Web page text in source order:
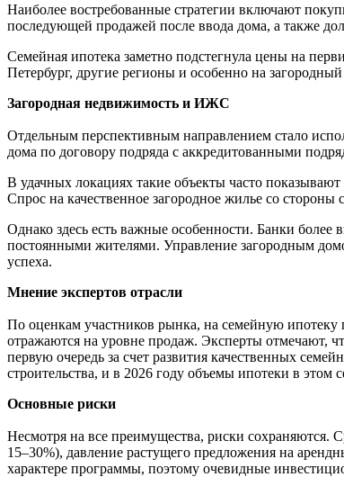
Наиболее востребованные стратегии включают
последующей продажей после ввода дома, а также
Семейная ипотека заметно подстегнула цены на
Петербург, другие регионы и особенно на загородный
Загородная недвижимость и ИЖС
Отдельным перспективным направлением стало
дома по договору подряда с аккредитованными
В удачных локациях такие объекты часто
Спрос на качественное загородное жилье со стороны
Однако здесь есть важные особенности. Банки
постоянными жителями. Управление загородным
успеха.
Мнение экспертов отрасли
По оценкам участников рынка, на семейную
отражаются на уровне продаж. Эксперты отмечают,
первую очередь за счет развития качественных
строительства, и в 2026 году объемы ипотеки в этом
Основные риски
Несмотря на все преимущества, риски сохраняются.
15–30%), давление растущего предложения на
характере программы, поэтому очевидные